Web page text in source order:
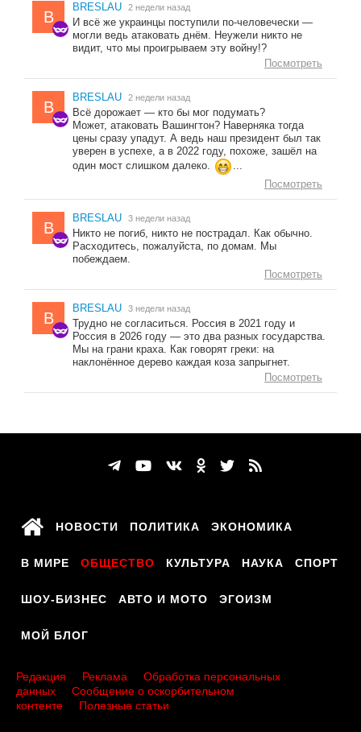
B
BRESLAU 2 недели назад
И всё же украинцы поступили по-человечески —
могли ведь атаковать днём. Неужели никто не
видит, что мы проигрываем эту войну!?
Посмотреть
B
BRESLAU 2 недели назад
Всё дорожает — кто бы мог подумать?
Может, атаковать Вашингтон? Наверняка тогда
цены сразу упадут. А ведь наш президент был так
уверен в успехе, а в 2022 году, похоже, зашёл на
один мост слишком далеко.
...
Посмотреть
B
BRESLAU 3 недели назад
Никто не погиб, никто не пострадал. Как обычно.
Расходитесь, пожалуйста, по домам. Мы
побеждаем.
Посмотреть
B
BRESLAU 3 недели назад
Трудно не согласиться. Россия в 2021 году и
Россия в 2026 году — это два разных государства.
Мы на грани краха. Как говорят греки: на
наклонённое дерево каждая коза запрыгнет.
Посмотреть
НОВОСТИ ПОЛИТИКА ЭКОНОМИКА
В МИРЕ ОБЩЕСТВО КУЛЬТУРА НАУКА СПОРТ
ШОУ-БИЗНЕС АВТО И МОТО ЭГОИЗМ
МОЙ БЛОГ
Редакция Реклама
Обработка персональных
данных
Сообщение о оскорбительном
контенте
Полезные статьи